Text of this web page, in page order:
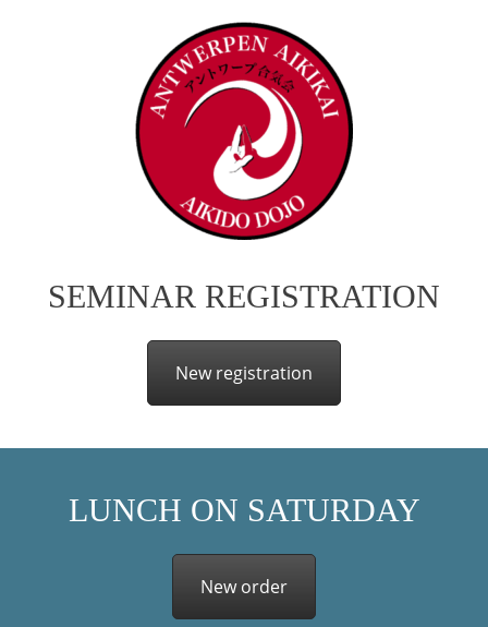
SEMINAR REGISTRATION
New registration
LUNCH ON SATURDAY
New order